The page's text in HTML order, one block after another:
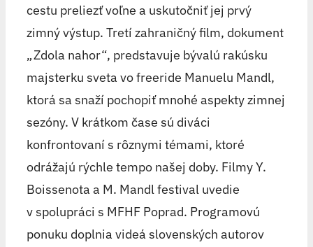
cestu preliezť voľne a uskutočniť jej prvý
zimný výstup. Tretí zahraničný film, dokument
„Zdola nahor“, predstavuje bývalú rakúsku
majsterku sveta vo freeride Manuelu Mandl,
ktorá sa snaží pochopiť mnohé aspekty zimnej
sezóny. V krátkom čase sú diváci
konfrontovaní s rôznymi témami, ktoré
odrážajú rýchle tempo našej doby. Filmy Y.
Boissenota a M. Mandl festival uvedie
v spolupráci s MFHF Poprad. Programovú
ponuku doplnia videá slovenských autorov